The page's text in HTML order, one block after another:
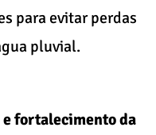
para evitar perdas
pluvial.
fortalecimento da